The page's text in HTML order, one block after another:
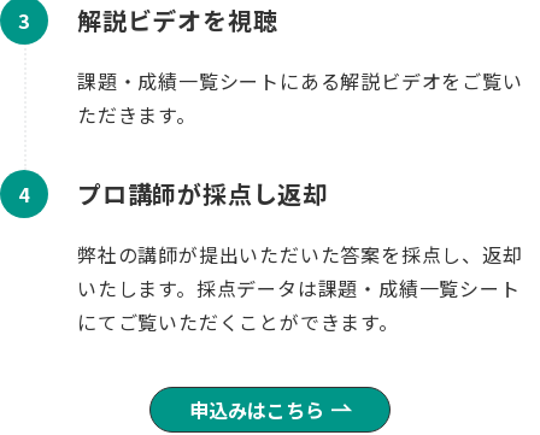
解説ビデオを視聴
課題・成績一覧シートにある解説ビデオをご覧い
ただきます。
プロ講師が採点し返却
弊社の講師が提出いただいた答案を採点し、返却
いたします。採点データは課題・成績一覧シート
にてご覧いただくことができます。
申込みはこちら